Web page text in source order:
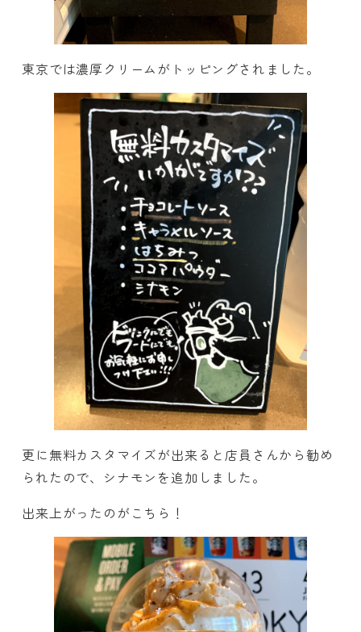
東京では濃厚クリームがトッピングされました。
更に無料カスタマイズが出来ると店員さんから勧め
られたので、シナモンを追加しました。
出来上がったのがこちら！